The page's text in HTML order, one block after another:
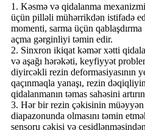
1. Kəsmə və qidalanma
üçün pilləli mühərrikdən istifadə
momenti, sarma üçün qablaşdırma
açma gərginliyi təmin edir.
2. Sinxron ikiqat kəmər xətti
və aşağı hərəkəti, keyfiyyət
diyircəkli rezin deformasiyasının
qaçınmaqla yanaşı, rezin
qidalanmanın təmas sahəsini
3. Hər bir rezin çəkisinin müəyyən
diapazonunda olmasını təmin
sensoru çəkisi və